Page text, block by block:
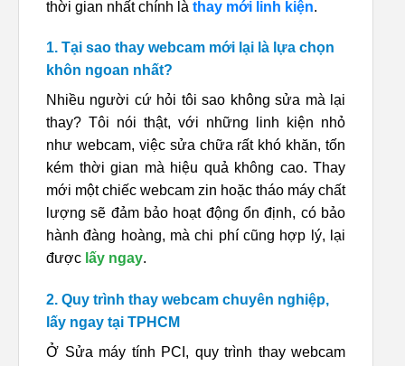
thời gian nhất chính là thay mới linh kiện.
1. Tại sao thay webcam mới lại là lựa chọn
khôn ngoan nhất?
Nhiều người cứ hỏi tôi sao không sửa mà lại
thay? Tôi nói thật, với những linh kiện nhỏ
như webcam, việc sửa chữa rất khó khăn, tốn
kém thời gian mà hiệu quả không cao. Thay
mới một chiếc webcam zin hoặc tháo máy chất
lượng sẽ đảm bảo hoạt động ổn định, có bảo
hành đàng hoàng, mà chi phí cũng hợp lý, lại
được lấy ngay.
2. Quy trình thay webcam chuyên nghiệp,
lấy ngay tại TPHCM
Ở Sửa máy tính PCI, quy trình thay webcam